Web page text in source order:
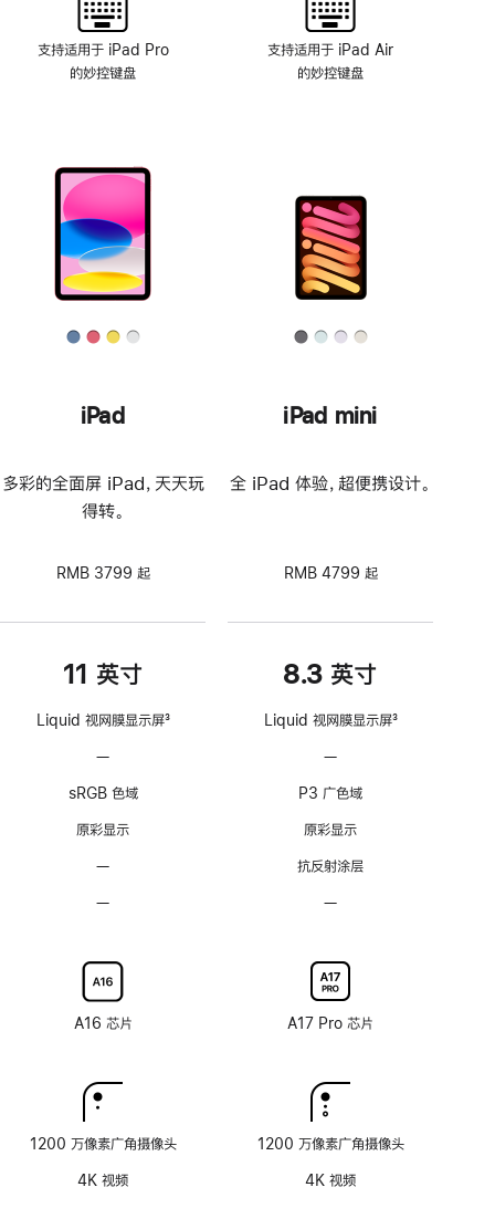
支持适用于 iPad Pro
的妙控键盘
支持适用于 iPad Air
的妙控键盘
iPad
多彩的全面屏 iPad，天天玩
得转。
RMB 3799 起
11 英寸
Liquid 视网膜显示屏3
—
持
ProMotion
率
技
sRGB 色域
原彩显示
—
涂
层
—
配
纳
米
玻
面
A16 芯片
1200 万像素广角摄像头
4K 视频
iPad mini
全 iPad 体验，超便携设计。
RMB 4799 起
8.3 英寸
Liquid 视网膜显示屏3
—
持
ProMotion
适
率
技
P3 广色域
原彩显示
抗反射涂层
—
配
纳
米
玻
面
A17 Pro 芯片
1200 万像素广角摄像头
4K 视频